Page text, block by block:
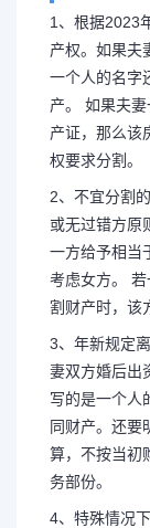
1、根据2023
产权。如果夫
一个人的名字
产。 如果夫
产证，那么该
权要求分割。
2、不宜分割
或无过错方原
一方给予相当
考虑女方。
割财产时，该
3、年新规定
妻双方婚后出
写的是一个人
同财产。还要
算，不按当初
务部份。
4、特殊情况